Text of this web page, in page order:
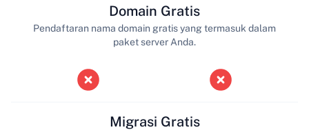
Domain Gratis
Pendaftaran nama domain gratis yang termasuk dalam
paket server Anda.
Migrasi Gratis